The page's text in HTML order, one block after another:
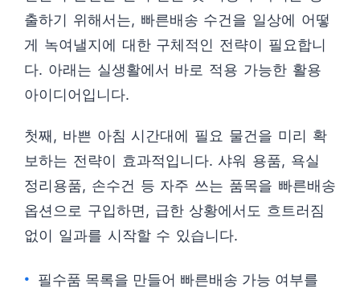
출하기 위해서는, 빠른배송 수건을 일상에 어떻
게 녹여낼지에 대한 구체적인 전략이 필요합니
다. 아래는 실생활에서 바로 적용 가능한 활용
아이디어입니다.
첫째, 바쁜 아침 시간대에 필요 물건을 미리 확
보하는 전략이 효과적입니다. 샤워 용품, 욕실
정리용품, 손수건 등 자주 쓰는 품목을 빠른배송
옵션으로 구입하면, 급한 상황에서도 흐트러짐
없이 일과를 시작할 수 있습니다.
필수품 목록을 만들어 빠른배송 가능 여부를